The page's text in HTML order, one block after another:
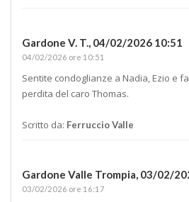
Gardone V. T., 04/02/2026 10:51
04/02/2026 ore 10:51
Sentite condoglianze a Nadia, Ezio e
perdita del caro Thomas.
Scritto da: Ferruccio Valle
Gardone Valle Trompia, 03/02/
03/02/2026 ore 16:17